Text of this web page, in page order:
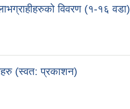
विवरण (१-१६ वडा)
(स्वत: प्रकाशन)